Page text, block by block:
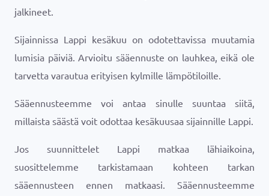
jalkineet.
Sijainnissa Lappi kesäkuu on odotettavissa muutamia
lumisia päiviä. Arvioitu sääennuste on lauhkea, eikä ole
tarvetta varautua erityisen kylmille lämpötiloille.
Sääennusteemme voi antaa sinulle suuntaa siitä,
millaista säästä voit odottaa kesäkuusaa sijainnille Lappi.
Jos suunnittelet Lappi matkaa lähiaikoina,
suosittelemme tarkistamaan kohteen tarkan
sääennusteen ennen matkaasi. Sääennusteemme